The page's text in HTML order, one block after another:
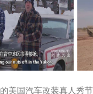
美国汽车改装真人秀